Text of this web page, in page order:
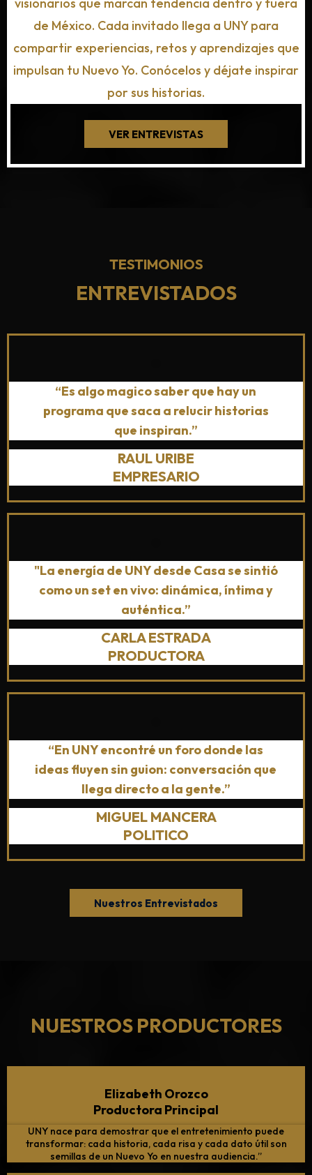
de México. Cada invitado llega a UNY para
compartir experiencias, retos y aprendizajes que
impulsan tu Nuevo Yo. Conócelos y déjate inspirar
por sus historias.
VER ENTREVISTAS
TESTIMONIOS
ENTREVISTADOS
“Es algo magico saber que hay un
programa que saca a relucir historias
que inspiran.”
RAUL URIBE
EMPRESARIO
"La energía de UNY desde Casa se sintió
como un set en vivo: dinámica, íntima y
auténtica.”
CARLA ESTRADA
PRODUCTORA
“En UNY encontré un foro donde las
ideas fluyen sin guion: conversación que
llega directo a la gente.”
MIGUEL MANCERA
POLITICO
Nuestros Entrevistados
NUESTROS PRODUCTORES
Elizabeth Orozco
Productora Principal
UNY nace para demostrar que el entretenimiento puede
transformar: cada historia, cada risa y cada dato útil son
semillas de un Nuevo Yo en nuestra audiencia.”